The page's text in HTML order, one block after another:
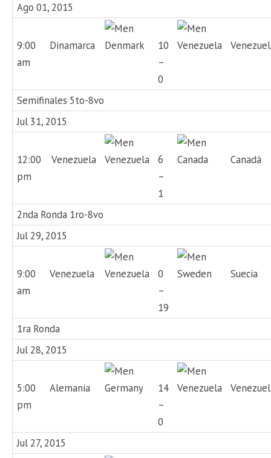
Ago 01, 2015
9:00
am
Dinamarca
10
–
0
Semifinales 5to-8vo
Jul 31, 2015
12:00
pm
Venezuela
6
–
1
Canadá
2nda Ronda 1ro-8vo
Jul 29, 2015
9:00
am
Venezuela
0
–
19
Suecia
1ra Ronda
Jul 28, 2015
5:00
pm
Alemania
14
–
0
Jul 27, 2015